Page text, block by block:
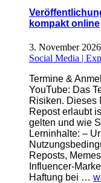
Raum
|
online“
kompakt online
3. November
Social Media |
Termine &
YouTube: Das
Risiken. Dieses
Repost erlaubt
gelten und wie
Lerninhalte: –
Reposts,
Influencer-
Haftung bei …